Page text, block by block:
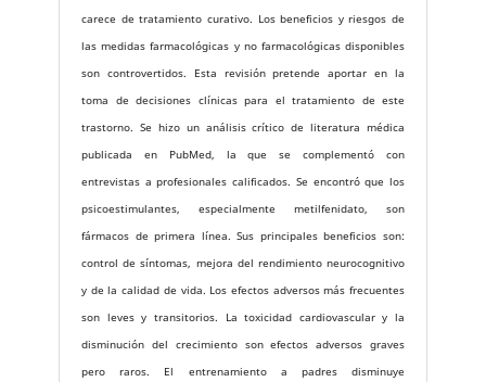
carece de tratamiento curativo. Los beneficios y riesgos de
las medidas farmacológicas y no farmacológicas disponibles
son controvertidos. Esta revisión pretende aportar en la
toma de decisiones clínicas para el tratamiento de este
trastorno. Se hizo un análisis crítico de literatura médica
publicada en PubMed, la que se complementó con
entrevistas a profesionales calificados. Se encontró que los
psicoestimulantes, especialmente metilfenidato, son
fármacos de primera línea. Sus principales beneficios son:
control de síntomas, mejora del rendimiento neurocognitivo
y de la calidad de vida. Los efectos adversos más frecuentes
son leves y transitorios. La toxicidad cardiovascular y la
disminución del crecimiento son efectos adversos graves
pero raros. El entrenamiento a padres disminuye